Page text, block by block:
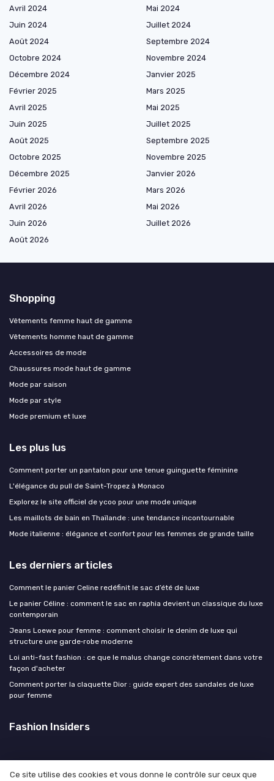
Avril 2024
Mai 2024
Juin 2024
Juillet 2024
Août 2024
Septembre 2024
Octobre 2024
Novembre 2024
Décembre 2024
Janvier 2025
Février 2025
Mars 2025
Avril 2025
Mai 2025
Juin 2025
Juillet 2025
Août 2025
Septembre 2025
Octobre 2025
Novembre 2025
Décembre 2025
Janvier 2026
Février 2026
Mars 2026
Avril 2026
Mai 2026
Juin 2026
Juillet 2026
Août 2026
Shopping
Vêtements femme haut de gamme
Vêtements homme haut de gamme
Accessoires de mode
Chaussures mode haut de gamme
Mode par saison
Mode par style
Mode premium et luxe
Les plus lus
Comment porter un pantalon pour une tenue guinguette féminine
L'élégance du pull de Saint-Tropez à Monaco
Explorez le site officiel de ycoo pour une mode unique
Les maillots de bain en Thaïlande : une tendance incontournable
Mode italienne : élégance et confort pour les femmes de grande taille
Les derniers articles
Comment le panier Celine redéfinit le sac d’été de luxe
Le panier Céline : comment le sac en raphia devient un classique du luxe
contemporain
Jeans Loewe pour femme : comment choisir le denim de luxe qui
structure une garde‑robe moderne
Loi anti-fast fashion : ce que le malus change concrètement dans votre
façon d'acheter
Comment porter la claquette Dior : guide expert des sandales de luxe
pour femme
Fashion Insiders
Ce site utilise des cookies et vous donne le contrôle sur ceux que